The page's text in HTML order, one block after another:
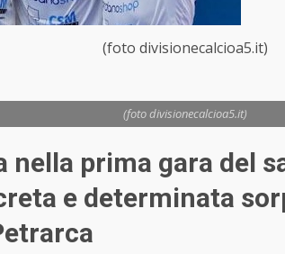
(foto divisionecalcioa5.it)
(foto divisionecalcioa5.it)
nella prima gara del
e determinata